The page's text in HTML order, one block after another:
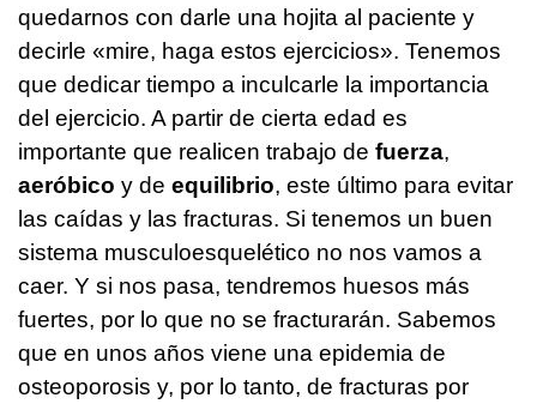
quedarnos con darle una hojita al paciente y
decirle «mire, haga estos ejercicios». Tenemos
que dedicar tiempo a inculcarle la importancia
del ejercicio. A partir de cierta edad es
importante que realicen trabajo de fuerza,
aeróbico y de equilibrio, este último para evitar
las caídas y las fracturas. Si tenemos un buen
sistema musculoesquelético no nos vamos a
caer. Y si nos pasa, tendremos huesos más
fuertes, por lo que no se fracturarán. Sabemos
que en unos años viene una epidemia de
osteoporosis y, por lo tanto, de fracturas por